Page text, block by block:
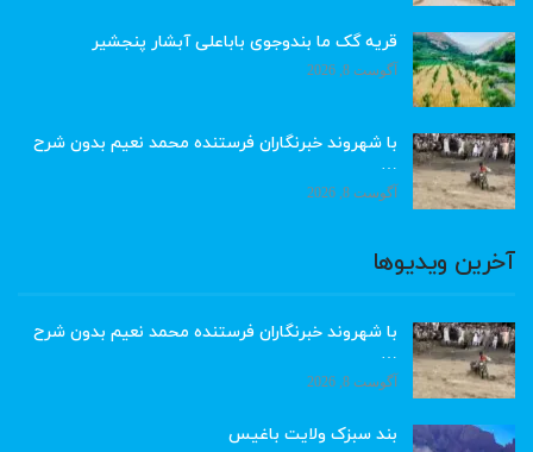
قریه گک ما بندوجوی باباعلی آبشار پنجشیر
آگوست 8, 2026
با شهروند خبرنگاران فرستنده محمد نعیم بدون شرح
…
آگوست 8, 2026
آخرین ویدیوها
با شهروند خبرنگاران فرستنده محمد نعیم بدون شرح
…
آگوست 8, 2026
بند سبزک ولایت باغیس